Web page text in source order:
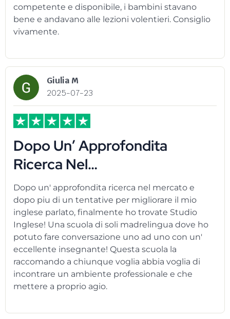
competente e disponibile, i bambini stavano
bene e andavano alle lezioni volentieri. Consiglio
vivamente.
Giulia M
2025-07-23
Dopo Un’ Approfondita
Ricerca Nel…
Dopo un' approfondita ricerca nel mercato e
dopo piu di un tentative per migliorare il mio
inglese parlato, finalmente ho trovate Studio
Inglese! Una scuola di soli madrelingua dove ho
potuto fare conversazione uno ad uno con un'
eccellente insegnante! Questa scuola la
raccomando a chiunque voglia abbia voglia di
incontrare un ambiente professionale e che
mettere a proprio agio.